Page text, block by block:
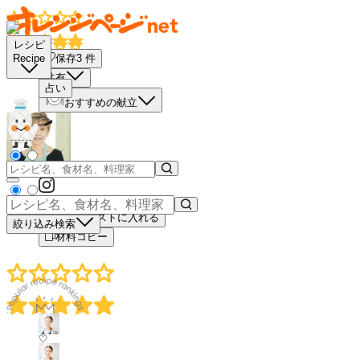
レシピ
Recipe
占い
絞り込み検索
保存3 件
共有
おすすめの献立
買い物リストに入れる
材料コピー